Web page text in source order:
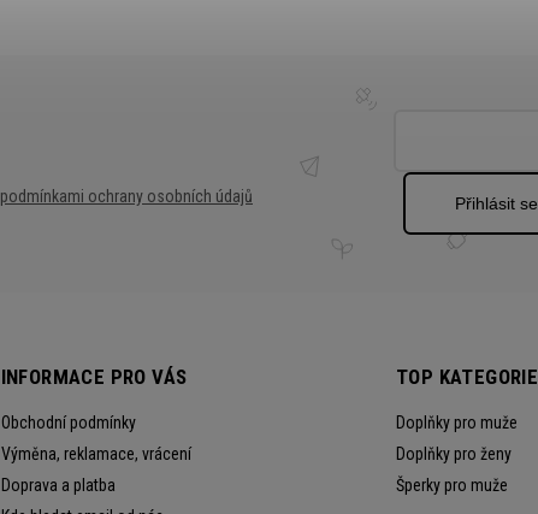
INFORMACE PRO VÁS
Obchodní podmínky
Výměna, reklamace, vrácení
Doprava a platba
podmínkami ochrany osobních údajů Přihlásit se
TOP KATEGORIE
Doplňky pro muže
Doplňky pro ženy
Šperky pro muže